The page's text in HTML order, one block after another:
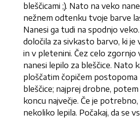
bleščicami ;). Nato na veko
nežnem odtenku tvoje barve
Nanesi ga tudi na spodnjo veko.
določila za sivkasto barvo, ki je
in v pletenini. Čez celo zgornjo
nanesi lepilo za bleščice. Nato
ploščatim čopičem postopoma
bleščice; najprej drobne,
koncu največje. Če je potrebno,
nekoliko lepila. Počakaj, da se